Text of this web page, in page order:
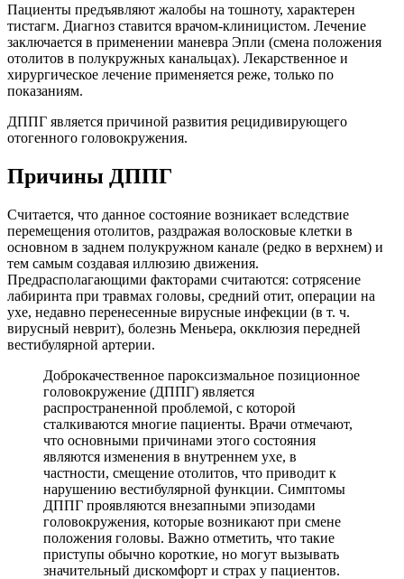
Пациенты предъявляют жалобы на тошноту, характерен
тистагм. Диагноз ставится врачом-клиницистом. Лечение
заключается в применении маневра Эпли (смена положения
отолитов в полукружных канальцах). Лекарственное и
хирургическое лечение применяется реже, только по
показаниям.
ДППГ является причиной развития рецидивирующего
отогенного головокружения.
Причины ДППГ
Считается, что данное состояние возникает вследствие
перемещения отолитов, раздражая волосковые клетки в
основном в заднем полукружном канале (редко в верхнем) и
тем самым создавая иллюзию движения.
Предрасполагающими факторами считаются: сотрясение
лабиринта при травмах головы, средний отит, операции на
ухе, недавно перенесенные вирусные инфекции (в т. ч.
вирусный неврит), болезнь Меньера, окклюзия передней
вестибулярной артерии.
Доброкачественное пароксизмальное позиционное
головокружение (ДППГ) является
распространенной проблемой, с которой
сталкиваются многие пациенты. Врачи отмечают,
что основными причинами этого состояния
являются изменения в внутреннем ухе, в
частности, смещение отолитов, что приводит к
нарушению вестибулярной функции. Симптомы
ДППГ проявляются внезапными эпизодами
головокружения, которые возникают при смене
положения головы. Важно отметить, что такие
приступы обычно короткие, но могут вызывать
значительный дискомфорт и страх у пациентов.